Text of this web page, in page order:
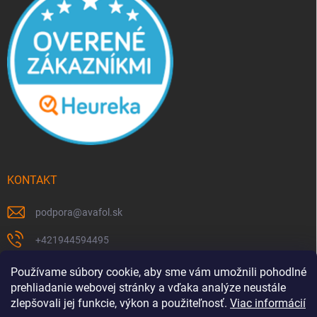
Používame súbory cookie, aby sme vám umožnili pohodlné
prehliadanie webovej stránky a vďaka analýze neustále
zlepšovali jej funkcie, výkon a použiteľnosť. Viac informácií
KONTAKT
podpora@avafol.sk
+421944594495
https://www.facebook.com/p/avafolsk-100091961793102/
avafol.sk/